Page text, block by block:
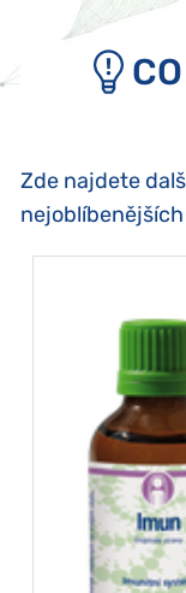
Zde najdete